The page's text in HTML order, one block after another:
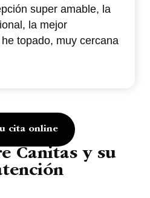
super amable, la
la mejor
topado, muy cercana
cita online
Canitas y su